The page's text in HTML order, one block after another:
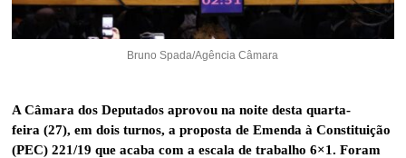
Bruno Spada/Agência Câmara
A Câmara dos Deputados aprovou na noite desta quarta-
feira (27), em dois turnos, a proposta de Emenda à Constituição
(PEC) 221/19 que acaba com a escala de trabalho 6×1. Foram